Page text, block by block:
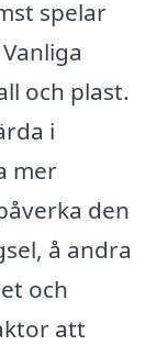
spelar
och plast.
i
mer
den
å andra
och
att